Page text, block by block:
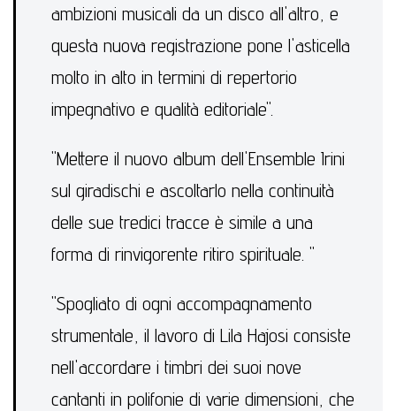
ambizioni musicali da un disco all'altro, e
questa nuova registrazione pone l'asticella
molto in alto in termini di repertorio
impegnativo e qualità editoriale".
"Mettere il nuovo album dell'Ensemble Irini
sul giradischi e ascoltarlo nella continuità
delle sue tredici tracce è simile a una
forma di rinvigorente ritiro spirituale. "
"Spogliato di ogni accompagnamento
strumentale, il lavoro di Lila Hajosi consiste
nell'accordare i timbri dei suoi nove
cantanti in polifonie di varie dimensioni, che